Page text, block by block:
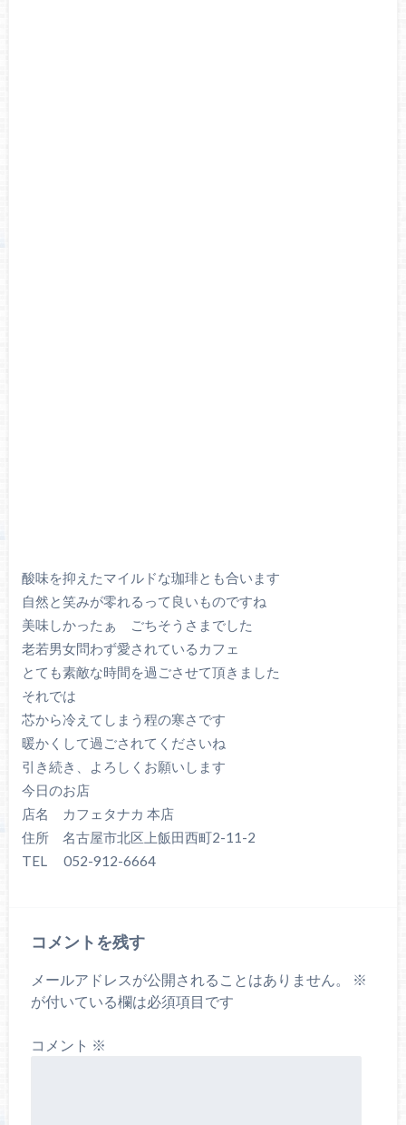
酸味を抑えたマイルドな珈琲とも合います
自然と笑みが零れるって良いものですね
美味しかったぁ ごちそうさまでした
老若男女問わず愛されているカフェ
とても素敵な時間を過ごさせて頂きました
それでは
芯から冷えてしまう程の寒さです
暖かくして過ごされてくださいね
引き続き、よろしくお願いします
今日のお店
店名 カフェタナカ 本店
住所 名古屋市北区上飯田西町2-11-2
TEL 052-912-6664
コメントを残す
メールアドレスが公開されることはありません。
※
が付いている欄は必須項目です
コメント ※